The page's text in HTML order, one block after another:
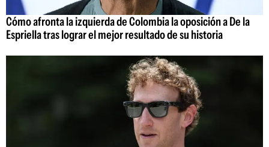
Cómo afronta la izquierda de Colombia la oposición a De la
Espriella tras lograr el mejor resultado de su historia